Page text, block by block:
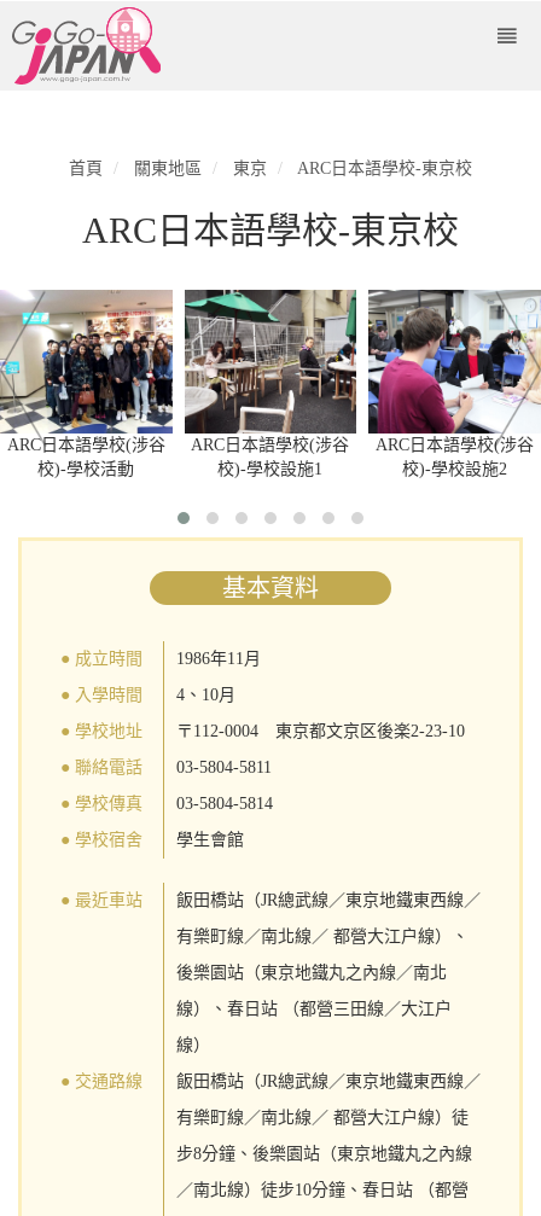
首頁 關東地區 東京 ARC日本語學校-東京校
ARC日本語學校-東京校
ARC日本語學校(涉谷
校)-學校活動
ARC日本語學校(涉谷
校)-學校設施1
ARC日本語學校(涉谷
校)-學校設施2
基本資料
● 成立時間
1986年11月
● 入學時間
4、10月
● 學校地址
〒112-0004 東京都文京区後楽2-23-10
● 聯絡電話
03-5804-5811
● 學校傳真
03-5804-5814
● 學校宿舍
學生會館
● 最近車站
飯田橋站（JR總武線／東京地鐵東西線／
有樂町線／南北線／ 都營大江户線）、
後樂園站（東京地鐵丸之內線／南北
線）、春日站 （都營三田線／大江户
線）
● 交通路線
飯田橋站（JR總武線／東京地鐵東西線／
有樂町線／南北線／ 都營大江户線）徒
步8分鐘、後樂園站（東京地鐵丸之內線
／南北線）徒步10分鐘、春日站 （都營